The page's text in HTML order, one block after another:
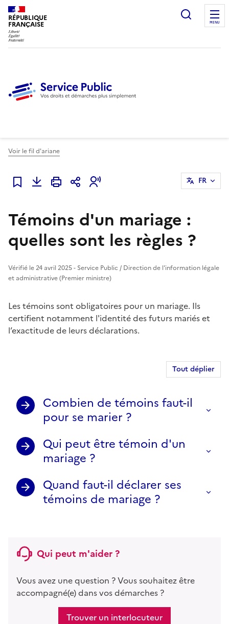
RÉPUBLIQUE
FRANÇAISE
Ouvrir
MENU
Voir le fil d'ariane
Ajouter à mes favoris
FR
Témoins d'un mariage :
quelles sont les règles ?
Vérifié le 24 avril 2025 - Service Public / Direction de l'information légale
et administrative (Premier ministre)
Les témoins sont obligatoires pour un mariage. Ils
certifient notamment l'identité des futurs mariés et
l’exactitude de leurs déclarations.
Tout déplier
Combien de témoins faut-il
pour se marier ?
Qui peut être témoin d'un
mariage ?
Quand faut-il déclarer ses
témoins de mariage ?
Qui peut m'aider ?
Vous avez une question ? Vous souhaitez être
accompagné(e) dans vos démarches ?
Trouver un interlocuteur